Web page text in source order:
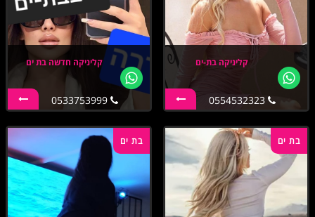
קליניקה בת-ים
0554532323
קליניקה חדשה בת ים
0533753999
בת ים בת ים